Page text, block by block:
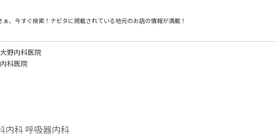
ぁ、今すぐ検索！ ナビタに掲載されている地元のお店の情報が満載！
大野内科医院
科医院
内科 呼吸器内科